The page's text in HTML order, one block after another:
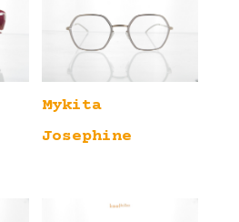
Mykita
Josephine